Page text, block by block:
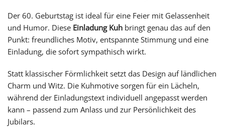
Der 60. Geburtstag ist ideal für eine Feier mit Gelassenheit
und Humor. Diese Einladung Kuh bringt genau das auf den
Punkt: freundliches Motiv, entspannte Stimmung und eine
Einladung, die sofort sympathisch wirkt.
Statt klassischer Förmlichkeit setzt das Design auf ländlichen
Charm und Witz. Die Kuhmotive sorgen für ein Lächeln,
während der Einladungstext individuell angepasst werden
kann – passend zum Anlass und zur Persönlichkeit des
Jubilars.